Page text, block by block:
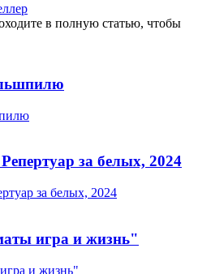
в полную статью, чтобы
за белых, 2024
игра и жизнь"